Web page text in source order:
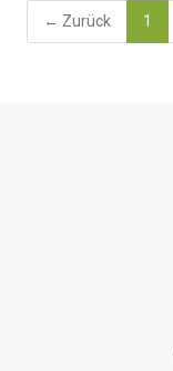
← Zurück 1